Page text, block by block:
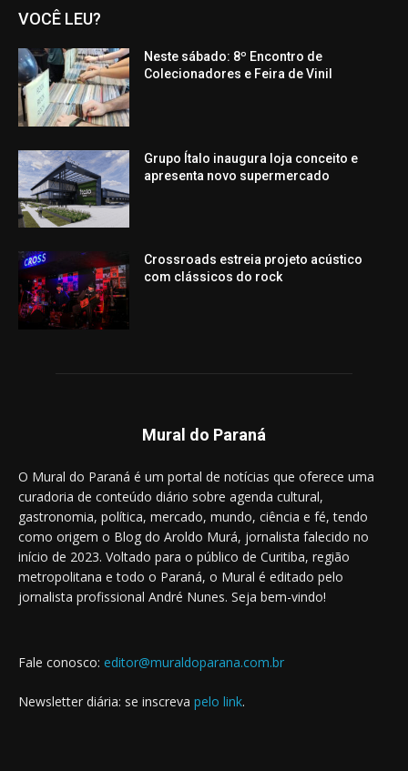
VOCÊ LEU?
Neste sábado: 8º Encontro de
Colecionadores e Feira de Vinil
Grupo Ítalo inaugura loja conceito e
apresenta novo supermercado
Crossroads estreia projeto acústico
com clássicos do rock
Mural do Paraná
O Mural do Paraná é um portal de notícias que oferece uma
curadoria de conteúdo diário sobre agenda cultural,
gastronomia, política, mercado, mundo, ciência e fé, tendo
como origem o Blog do Aroldo Murá, jornalista falecido no
início de 2023. Voltado para o público de Curitiba, região
metropolitana e todo o Paraná, o Mural é editado pelo
jornalista profissional André Nunes. Seja bem-vindo!
Fale conosco: editor@muraldoparana.com.br
Newsletter diária: se inscreva pelo link.